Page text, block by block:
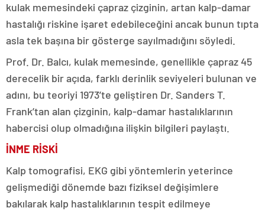
kulak memesindeki çapraz çizginin, artan kalp-damar
hastalığı riskine işaret edebileceğini ancak bunun tıpta
asla tek başına bir gösterge sayılmadığını söyledi.
Prof. Dr. Balcı, kulak memesinde, genellikle çapraz 45
derecelik bir açıda, farklı derinlik seviyeleri bulunan ve
adını, bu teoriyi 1973’te geliştiren Dr. Sanders T.
Frank’tan alan çizginin, kalp-damar hastalıklarının
habercisi olup olmadığına ilişkin bilgileri paylaştı.
İNME RİSKİ
Kalp tomografisi, EKG gibi yöntemlerin yeterince
gelişmediği dönemde bazı fiziksel değişimlere
bakılarak kalp hastalıklarının tespit edilmeye